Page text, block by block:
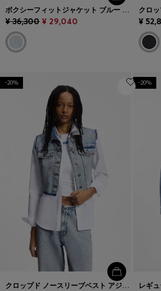
ボクシーフィットジャケット ブルー リジッドデニム
¥ 36,300 ¥ 29,040 ¥
-20%
クロップド ノースリーブベスト アジュールブルー デニム
-20%